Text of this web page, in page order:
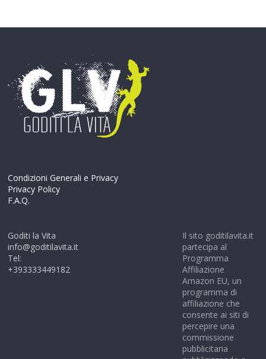
Condizioni Generali e Privacy
Privacy Policy
F.A.Q.
Goditi la Vita
info@goditilavita.it
Tel:
+393333449182
Il sito goditilavita.it
partecipa al
Programma
Affiliazione
Amazon EU, un
programma di
affiliazione che
consente ai siti di
percepire una
commissione
pubblicitaria